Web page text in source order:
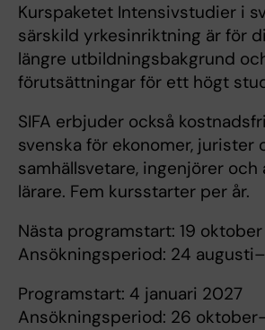
Kurspaketet Intensivstudier i
särskild yrkesinriktning är för
längre utbildningsbakgrund
förutsättningar för ett högt
SIFA erbjuder också
svenska för ekonomer, jurister
samhällsvetare, ingenjörer
lärare. Fem kursstarter per år.
Nästa programstart: 19 oktober
Ansökningsperiod: 24
Programstart: 4 januari 2027
Ansökningsperiod: 26